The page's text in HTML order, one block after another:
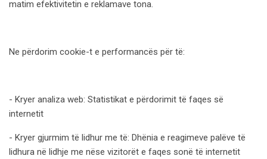
matim efektivitetin e reklamave tona.
Ne përdorim cookie-t e performancës për të:
- Kryer analiza web: Statistikat e përdorimit të faqes së
internetit
- Kryer gjurmim të lidhur me të: Dhënia e reagimeve palëve të
lidhura në lidhje me nëse vizitorët e faqes sonë të internetit